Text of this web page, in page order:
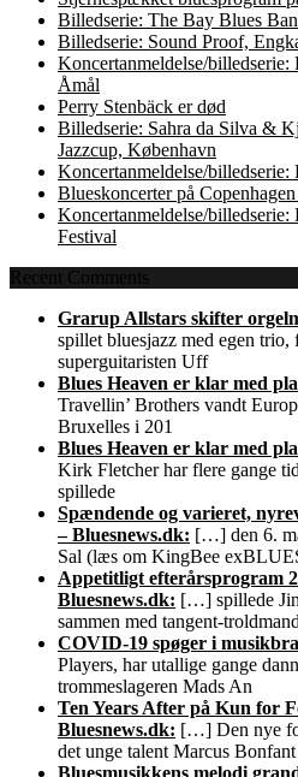
Billedserie: The Bay Blues
Billedserie: Sound Proof,
Koncertanmeldelse/
Åmål
Perry Stenbäck er død
Billedserie: Sahra da Silva &
Jazzcup, København
Koncertanmeldelse/
Blueskoncerter på
Koncertanmeldelse/
Festival
Recent Comments
Grarup Allstars skifter
spillet bluesjazz med egen trio,
superguitaristen Uff
Blues Heaven er klar med
Travellin’ Brothers vandt
Bruxelles i 201
Blues Heaven er klar med
Kirk Fletcher har flere gange
spillede
Spændende og varieret,
– Bluesnews.dk: […] den 6.
Sal (læs om KingBee
Appetitligt efterårsprogram
Bluesnews.dk: […] spillede
sammen med tangent-
COVID-19 spøger i
Players, har utallige gange
trommeslageren Mads An
Ten Years After på Kun for
Bluesnews.dk: […] Den nye
det unge talent Marcus Bonfant